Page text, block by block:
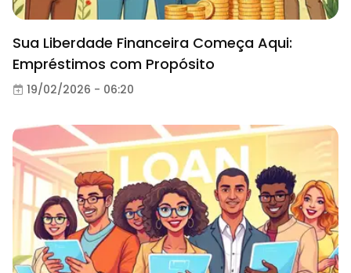
Sua Liberdade Financeira Começa Aqui:
Empréstimos com Propósito
19/02/2026 - 06:20